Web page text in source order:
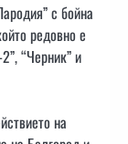
с бойна
редовно е
“Черник” и
на